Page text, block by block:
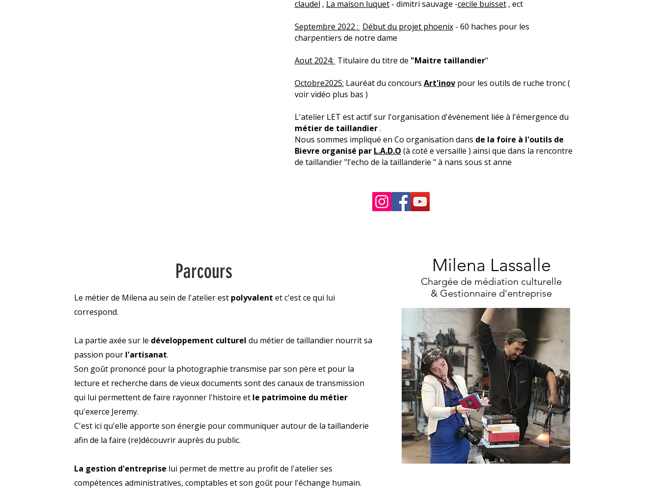
claudel , La maison luquet- dimitri sauvage -cecile buisset, ect
Septembre 2022 : Début du projet phoenix- 60 haches pour les
charpentiers de notre dame
Aout 2024: Titulaire du titre de "Maitre taillandier"
Octobre2025: Lauréat du concours Art'inov pour les outils de ruche tronc (
voir vidéo plus bas )
L'atelier LET est actif sur l'organisation d'évènement liée à l'émergence du
métier de taillandier.
Nous sommes impliqué en Co organisation dans de la foire à l'outils de
Bievre organisé par L.A.D.O (à coté e versaille ) ainsi que dans la rencontre
de taillandier "l'echo de la taillanderie " à nans sous st anne
Parcours
Le métier de Milena au sein de l'atelier est polyvalent et c'est ce qui lui
correspond.
La partie axée sur le développement culturel du métier de taillandier nourrit sa
passion pour l'artisanat.
Son goût prononcé pour la photographie transmise par son père et pour la
lecture et recherche dans de vieux documents sont des canaux de transmission
qui lui permettent de faire rayonner l'histoire et le patrimoine du métier
qu'exerce Jeremy.
C'est ici qu'elle apporte son énergie pour communiquer autour de la taillanderie
afin de la faire (re)découvrir auprès du public.
La gestion d'entreprise lui permet de mettre au profit de l'atelier ses
compétences administratives, comptables et son goût pour l'échange humain.
Milena Lassalle
Chargée de médiation culturelle
& Gestionnaire d'entreprise